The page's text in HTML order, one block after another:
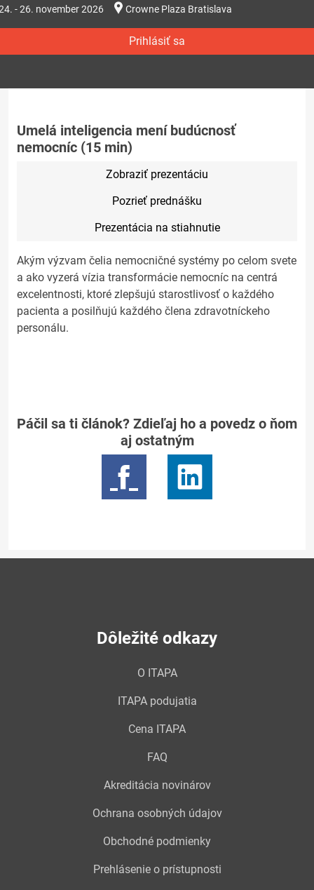
- 26. november 2026 Crowne Plaza Bratislava
Prihlásiť sa
Umelá inteligencia mení budúcnosť
nemocníc (15 min)
Zobraziť prezentáciu
Pozrieť prednášku
Prezentácia na stiahnutie
Akým výzvam čelia nemocničné systémy po celom svete
a ako vyzerá vízia transformácie nemocníc na centrá
excelentnosti, ktoré zlepšujú starostlivosť o každého
pacienta a posilňujú každého člena zdravotníckeho
personálu.
Páčil sa ti článok? Zdieľaj ho a povedz o ňom
aj ostatným
Dôležité odkazy
O ITAPA
ITAPA podujatia
Cena ITAPA
FAQ
Akreditácia novinárov
Ochrana osobných údajov
Obchodné podmienky
Prehlásenie o prístupnosti